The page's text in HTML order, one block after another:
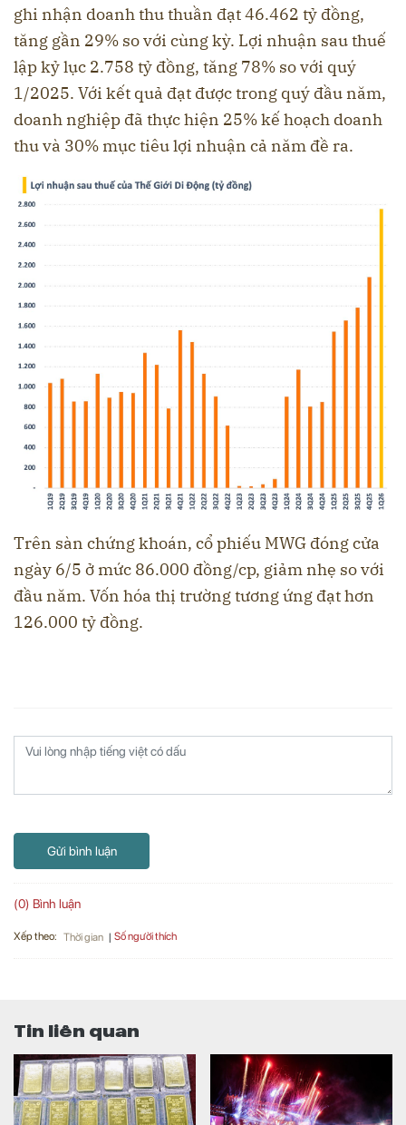
ghi nhận doanh thu thuần đạt 46.462 tỷ đồng,
tăng gần 29% so với cùng kỳ. Lợi nhuận sau thuế
lập kỷ lục 2.758 tỷ đồng, tăng 78% so với quý
1/2025. Với kết quả đạt được trong quý đầu năm,
doanh nghiệp đã thực hiện 25% kế hoạch doanh
thu và 30% mục tiêu lợi nhuận cả năm đề ra.
Trên sàn chứng khoán, cổ phiếu MWG đóng cửa
ngày 6/5 ở mức 86.000 đồng/cp, giảm nhẹ so với
đầu năm. Vốn hóa thị trường tương ứng đạt hơn
126.000 tỷ đồng.
Gửi bình luận
(0) Bình luận
Xếp theo: Thời gian Số người thích
Tin liên quan